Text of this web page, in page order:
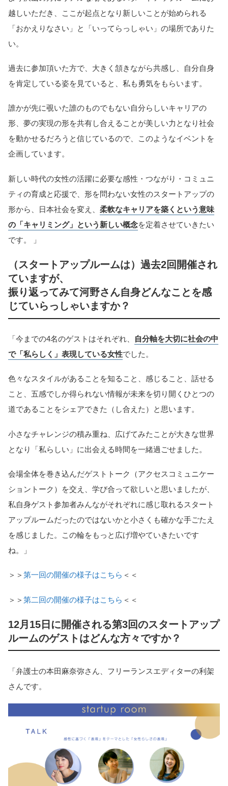
越しいただき、ここが起点となり新しいことが始められる
「おかえりなさい」と「いってらっしゃい」の場所でありた
い。
過去に参加頂いた方で、大きく頷きながら共感し、自分自身
を肯定している姿を見ていると、私も勇気をもらいます。
誰かが先に覗いた誰のものでもない自分らしいキャリアの
形、夢の実現の形を共有し合えることが美しい力となり社会
を動かせるだろうと信じているので、このようなイベントを
企画しています。
新しい時代の女性の活躍に必要な感性・つながり・コミュニ
ティの育成と応援で、形を問わない女性のスタートアップの
形から、日本社会を変え、 柔軟なキャリアを築くという意味
の「キャリミング」という新しい概念を定着させていきたい
です。 」
（スタートアップルームは）過去2回開催され
ていますが、
振り返ってみて河野さん自身どんなことを感
じていらっしゃいますか？
「今までの4名のゲストはそれぞれ、
自分軸を大切に社会の中
で「私らしく」表現している女性でした。
色々なスタイルがあることを知ること、感じること、話せる
こと、五感でしか得られない情報が未来を切り開くひとつの
道であることをシェアできた（し合えた）と思います。
小さなチャレンジの積み重ね、広げてみたことが大きな世界
となり「私らしい」に出会える時間を一緒過ごせました。
会場全体を巻き込んだゲストトーク（アクセスコミュニケー
ショントーク）を交え、学び合って欲しいと思いましたが、
私自身ゲスト参加者みんながそれぞれに感じ取れるスタート
アップルームだったのではないかと小さくも確かな手ごたえ
を感じました。この輪をもっと広げ増やていきたいです
ね。」
＞＞ 第一回の開催の様子はこちら ＜＜
＞＞ 第二回の開催の様子はこちら ＜＜
12月15日に開催される第3回のスタートアップ
ルームのゲストはどんな方々ですか？
「弁護士の本田麻奈弥さん、フリーランスエディターの利架
さんです。